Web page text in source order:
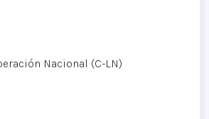
Nacional (C-LN)